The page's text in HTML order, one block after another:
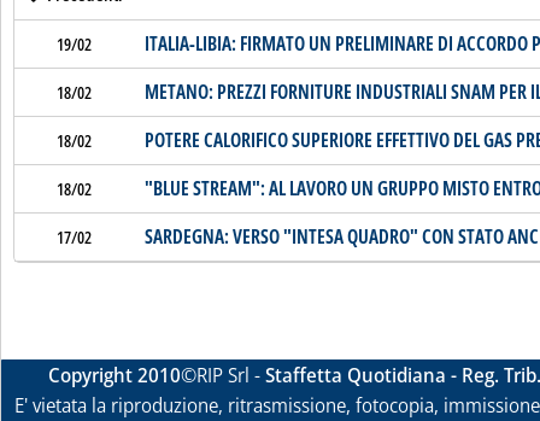
19/02 ITALIA-LIBIA: FIRMATO UN PRELIMINARE DI
18/02 METANO: PREZZI FORNITURE INDUSTRIALI SNAM PER
18/02 POTERE CALORIFICO SUPERIORE EFFETTIVO DEL GAS
18/02 "BLUE STREAM": AL LAVORO UN GRUPPO MISTO
17/02 SARDEGNA: VERSO "INTESA QUADRO" CON STATO
Copyright 2010©RIP Srl -Staffetta Quotidiana - Reg.
E' vietata la riproduzione, ritrasmissione, fotocopia,